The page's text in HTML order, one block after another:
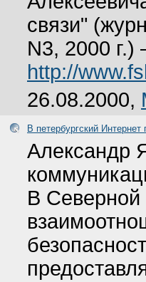
связи"
N3, 2000 г.)
http://
26.08.2000,
В петербургский
Александр
В Северной